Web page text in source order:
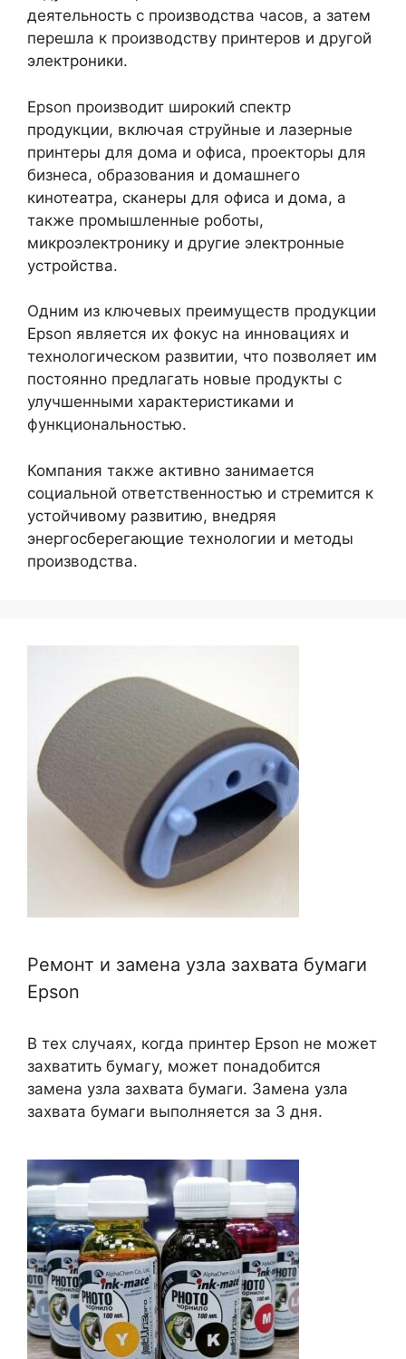
деятельность с производства часов, а затем
перешла к производству принтеров и другой
электроники.
Epson производит широкий спектр
продукции, включая струйные и лазерные
принтеры для дома и офиса, проекторы для
бизнеса, образования и домашнего
кинотеатра, сканеры для офиса и дома, а
также промышленные роботы,
микроэлектронику и другие электронные
устройства.
Одним из ключевых преимуществ продукции
Epson является их фокус на инновациях и
технологическом развитии, что позволяет им
постоянно предлагать новые продукты с
улучшенными характеристиками и
функциональностью.
Компания также активно занимается
социальной ответственностью и стремится к
устойчивому развитию, внедряя
энергосберегающие технологии и методы
производства.
Ремонт и замена узла захвата бумаги
Epson
В тех случаях, когда принтер Epson не может
захватить бумагу, может понадобится
замена узла захвата бумаги. Замена узла
захвата бумаги выполняется за 3 дня.